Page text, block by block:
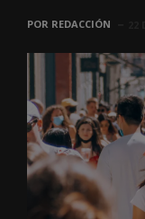
POR REDACCIÓN